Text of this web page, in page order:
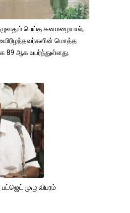
பெய்த கனமழையால்,
மொத்த
ஆக உயர்ந்துள்ளது.
முழு விபரம்